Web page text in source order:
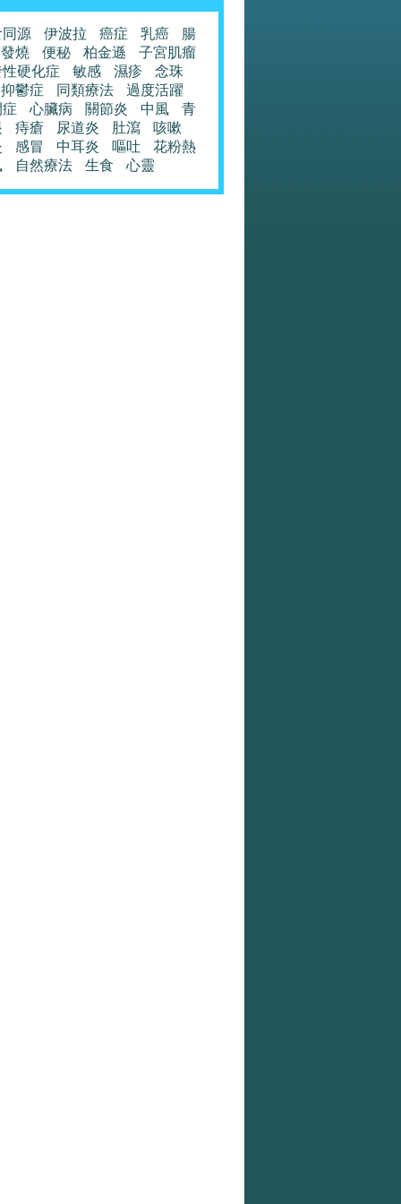
源 伊波拉 癌症 乳癌
腸
發燒
便秘 柏金遜
子宮肌瘤
硬化症
敏感 濕疹
念珠
抑鬱症
同類療法
過度活躍
心臟病 關節炎 中風
青
痔瘡 尿道炎 肚瀉
咳嗽
感冒 中耳炎 嘔吐
花粉熱
自然療法 生食 心靈